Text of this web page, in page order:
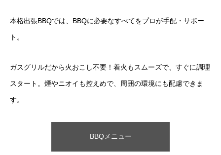
本格出張BBQでは、BBQに必要なすべてをプロが手配・サポー
ト。
ガスグリルだから火おこし不要！着火もスムーズで、すぐに調理
スタート。煙やニオイも控えめで、周囲の環境にも配慮できま
す。
BBQメニュー